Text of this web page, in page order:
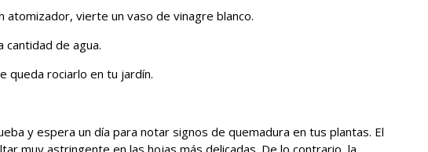
atomizador, vierte un vaso de vinagre blanco.
cantidad de agua.
queda rociarlo en tu jardín.
y espera un día para notar signos de quemadura en tus plantas. El
muy astringente en las hojas más delicadas. De lo contrario, la